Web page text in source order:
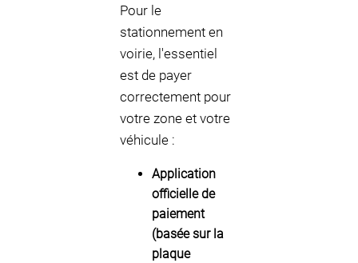
Pour le
stationnement en
voirie, l'essentiel
est de payer
correctement pour
votre zone et votre
véhicule :
Application
officielle de
paiement
(basée sur la
plaque